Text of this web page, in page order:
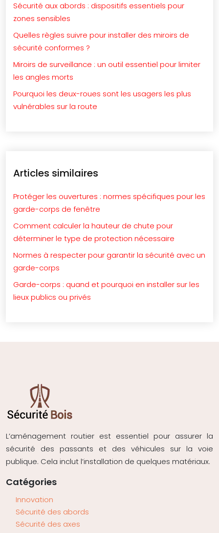
Sécurité aux abords : dispositifs essentiels pour
zones sensibles
Quelles règles suivre pour installer des miroirs de
sécurité conformes ?
Miroirs de surveillance : un outil essentiel pour limiter
les angles morts
Pourquoi les deux-roues sont les usagers les plus
vulnérables sur la route
Articles similaires
Protéger les ouvertures : normes spécifiques pour les
garde-corps de fenêtre
Comment calculer la hauteur de chute pour
déterminer le type de protection nécessaire
Normes à respecter pour garantir la sécurité avec un
garde-corps
Garde-corps : quand et pourquoi en installer sur les
lieux publics ou privés
L’aménagement routier est essentiel pour assurer la
sécurité des passants et des véhicules sur la voie
publique. Cela inclut l’installation de quelques matériaux.
Catégories
Innovation
Sécurité des abords
Sécurité des axes